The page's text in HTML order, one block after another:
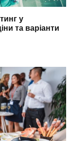
у
та варіанти